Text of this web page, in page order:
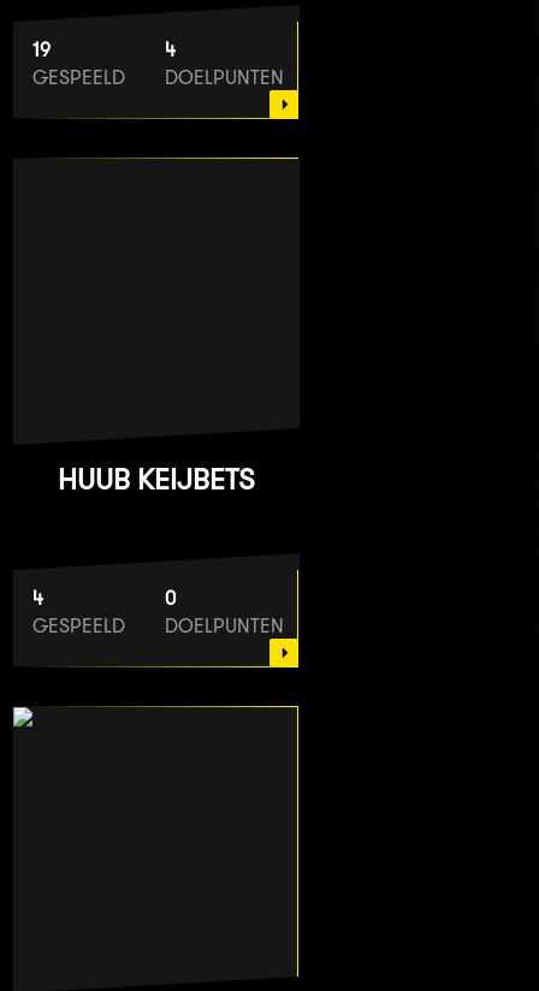
19
GESPEELD
4
DOELPUNTEN
HUUB KEIJBETS
4
GESPEELD
0
DOELPUNTEN